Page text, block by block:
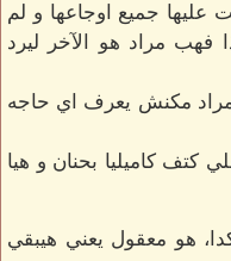
عليها جميع اوجاعها و لم
فهب مراد هو الآخر ليرد
مراد مكنش يعرف اي حاجه
كتف كاميليا بحنان و هيا
هو معقول يعني هيبقي